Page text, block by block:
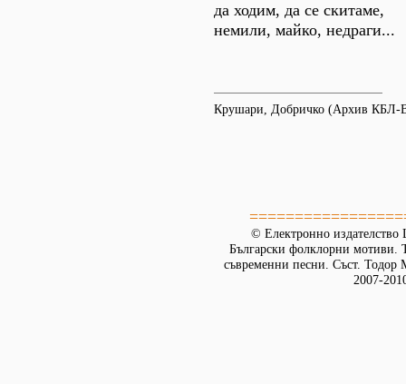
да ходим, да се скитаме,
немили, майко, недраги...
Крушари, Добричко (Архив
© Електронно издателство
Български фолклорни мотиви.
съвременни песни. Съст.
2007-